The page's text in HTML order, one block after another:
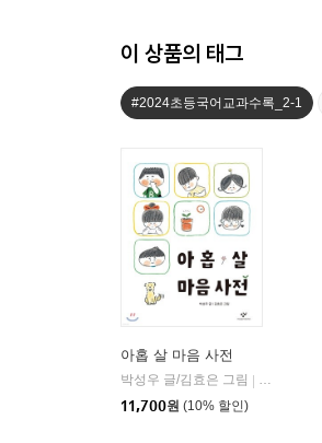
이 상품의 태그
#2024초등국어교과수록_2-1
아홉 살 마음 사전
박성우 글/김효은 그림
창비
11,700원 (10% 할인)